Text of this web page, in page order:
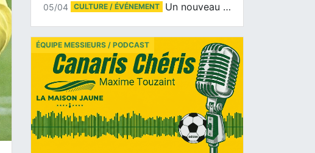
05/04 CULTURE / ÉVÉNEMENT Un nouveau tirage pour le Docu-BD
ÉQUIPE MESSIEURS / PODCAST